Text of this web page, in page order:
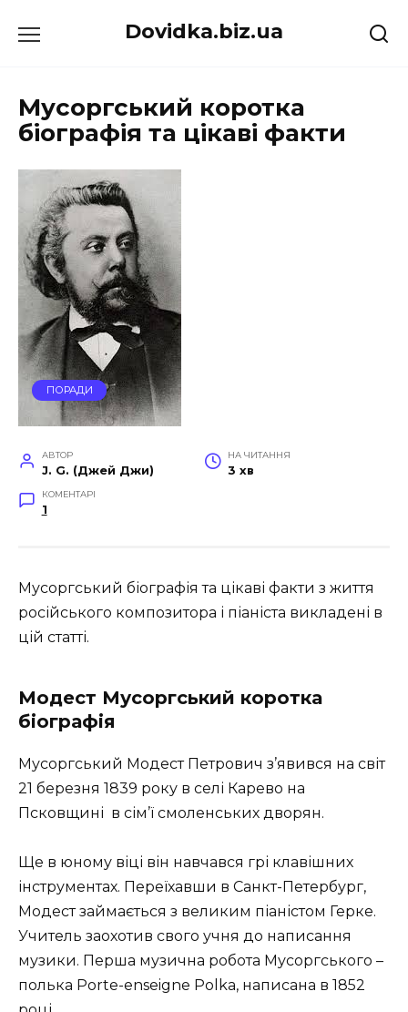
до
Dovidka.biz.ua
Мусоргський коротка
біографія та цікаві факти
ПОРАДИ
АВТОР
J. G. (Джей Джи)
НА ЧИТАННЯ
3 хв
КОМЕНТАРІ
1
Мусоргський біографія та цікаві факти з життя
російського композитора і піаніста викладені в
цій статті.
Модест Мусоргський коротка
біографія
Мусоргський Модест Петрович з’явився на світ
21 березня 1839 року в селі Карево на
Псковщині в сім’ї смоленських дворян.
Ще в юному віці він навчався грі клавішних
інструментах. Переїхавши в Санкт-Петербург,
Модест займається з великим піаністом Герке.
Учитель заохотив свого учня до написання
музики. Перша музична робота Мусоргського –
полька Porte-enseigne Polka, написана в 1852